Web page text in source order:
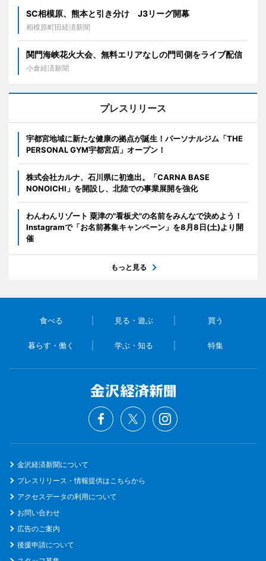
SC相模原、熊本と引き分け J3リーグ開幕
相模原町田経済新聞
関門海峡花火大会、無料エリアなしの門司側をライブ配信
小倉経済新聞
プレスリリース
宇都宮地域に新たな健康の拠点が誕生！パーソナルジム「THE
PERSONAL GYM宇都宮店」オープン！
株式会社カルナ、石川県に初進出。「CARNA BASE
NONOICHI」を開設し、北陸での事業展開を強化
わんわんリゾート 粟津の"看板犬"の名前をみんなで決めよう！
Instagramで「お名前募集キャンペーン」を8月8日(土)より開
催
もっと見る
食べる 見る・遊ぶ 買う
暮らす・働く 学ぶ・知る 特集
金沢経済新聞について
プレスリリース・情報提供はこちらから
アクセスデータの利用について
お問い合わせ
広告のご案内
後援申請について